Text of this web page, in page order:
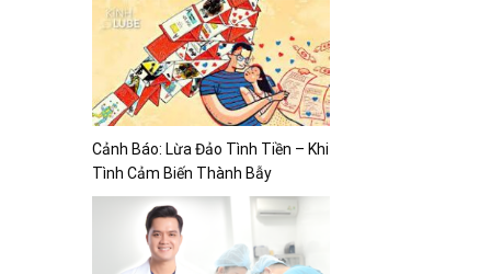
Cảnh Báo: Lừa Đảo Tình Tiền – Khi
Tình Cảm Biến Thành Bẫy